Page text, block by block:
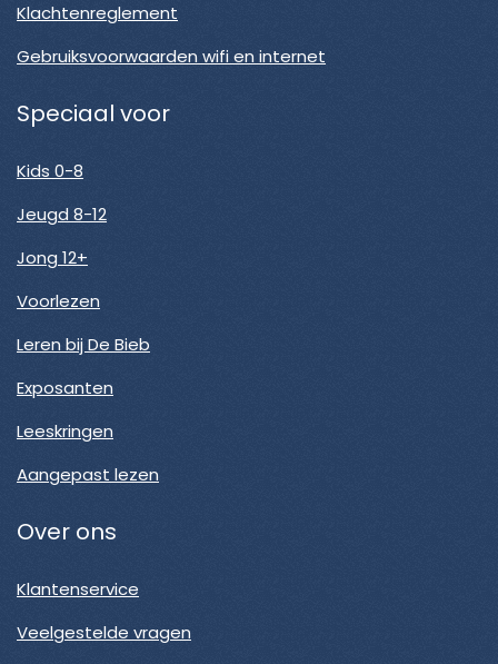
Klachtenreglement
Gebruiksvoorwaarden wifi en internet
Speciaal voor
Kids 0-8
Jeugd 8-12
Jong 12+
Voorlezen
Leren bij De Bieb
Exposanten
Leeskringen
Aangepast lezen
Over ons
Klantenservice
Veelgestelde vragen